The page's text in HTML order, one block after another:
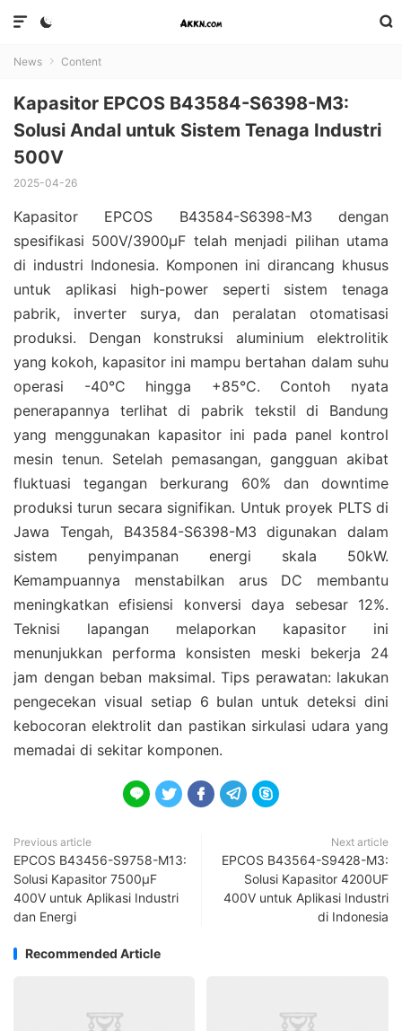



News  Content
Kapasitor EPCOS B43584-S6398-M3:
Solusi Andal untuk Sistem Tenaga Industri
500V
2025-04-26
Kapasitor EPCOS B43584-S6398-M3 dengan
spesifikasi 500V/3900μF telah menjadi pilihan utama
di industri Indonesia. Komponen ini dirancang khusus
untuk aplikasi high-power seperti sistem tenaga
pabrik, inverter surya, dan peralatan otomatisasi
produksi. Dengan konstruksi aluminium elektrolitik
yang kokoh, kapasitor ini mampu bertahan dalam suhu
operasi -40°C hingga +85°C. Contoh nyata
penerapannya terlihat di pabrik tekstil di Bandung
yang menggunakan kapasitor ini pada panel kontrol
mesin tenun. Setelah pemasangan, gangguan akibat
fluktuasi tegangan berkurang 60% dan downtime
produksi turun secara signifikan. Untuk proyek PLTS di
Jawa Tengah, B43584-S6398-M3 digunakan dalam
sistem penyimpanan energi skala 50kW.
Kemampuannya menstabilkan arus DC membantu
meningkatkan efisiensi konversi daya sebesar 12%.
Teknisi lapangan melaporkan kapasitor ini
menunjukkan performa konsisten meski bekerja 24
jam dengan beban maksimal. Tips perawatan: lakukan
pengecekan visual setiap 6 bulan untuk deteksi dini
kebocoran elektrolit dan pastikan sirkulasi udara yang
memadai di sekitar komponen.
    
Previous article
EPCOS B43456-S9758-M13:
Solusi Kapasitor 7500μF
400V untuk Aplikasi Industri
dan Energi
Next article
EPCOS B43564-S9428-M3:
Solusi Kapasitor 4200UF
400V untuk Aplikasi Industri
di Indonesia
Recommended Article